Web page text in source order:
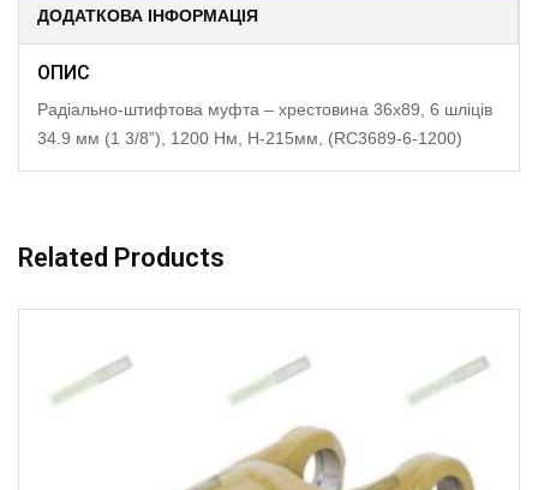
ДОДАТКОВА ІНФОРМАЦІЯ
ОПИС
Радіально-штифтова муфта – хрестовина 36х89, 6 шліців
34.9 мм (1 3/8”), 1200 Нм, H-215мм, (RC3689-6-1200)
Related Products